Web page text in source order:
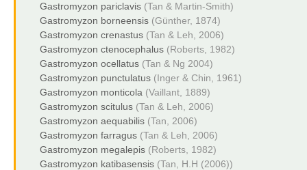
Gastromyzon pariclavis (Tan & Martin-Smith)
Gastromyzon borneensis (Günther, 1874)
Gastromyzon crenastus (Tan & Leh, 2006)
Gastromyzon ctenocephalus (Roberts, 1982)
Gastromyzon ocellatus (Tan & Ng 2004)
Gastromyzon punctulatus (Inger & Chin, 1961)
Gastromyzon monticola (Vaillant, 1889)
Gastromyzon scitulus (Tan & Leh, 2006)
Gastromyzon aequabilis (Tan, 2006)
Gastromyzon farragus (Tan & Leh, 2006)
Gastromyzon megalepis (Roberts, 1982)
Gastromyzon katibasensis (Tan, H.H (2006))